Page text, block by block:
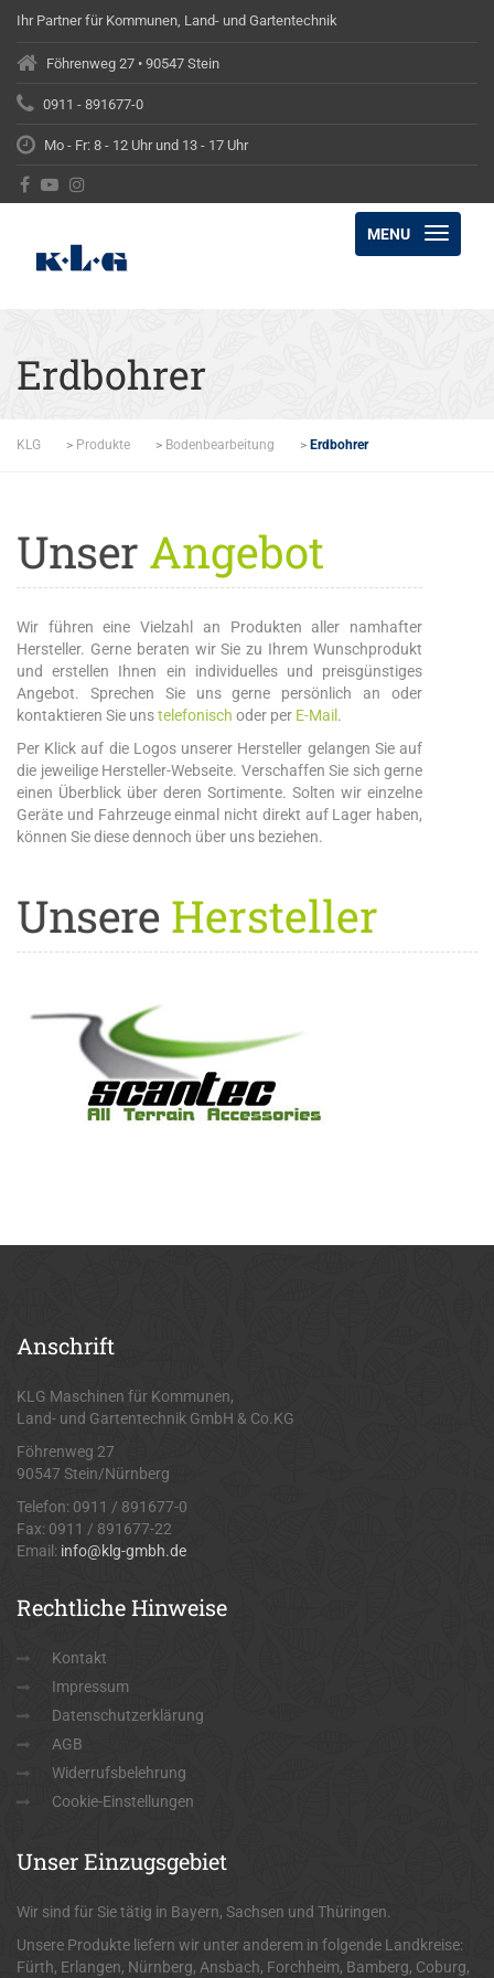
Ihr Partner für Kommunen, Land- und Gartentechnik
Föhrenweg 27 • 90547 Stein
0911 - 891677-0
Mo - Fr: 8 - 12 Uhr und 13 - 17 Uhr
MENU
Erdbohrer
KLG > Produkte > Bodenbearbeitung > Erdbohrer
Unser Angebot
Wir führen eine Vielzahl an Produkten aller namhafter
Hersteller. Gerne beraten wir Sie zu Ihrem Wunschprodukt
und erstellen Ihnen ein individuelles und preisgünstiges
Angebot. Sprechen Sie uns gerne persönlich an oder
kontaktieren Sie unstelefonisch oder per E-Mail .
Per Klick auf die Logos unserer Hersteller gelangen Sie auf
die jeweilige Hersteller-Webseite. Verschaffen Sie sich gerne
einen Überblick über deren Sortimente. Solten wir einzelne
Geräte und Fahrzeuge einmal nicht direkt auf Lager haben,
können Sie diese dennoch über uns beziehen.
Unsere Hersteller
Anschrift
KLG Maschinen für Kommunen,
Land- und Gartentechnik GmbH & Co.KG
Föhrenweg 27
90547 Stein/Nürnberg
Telefon: 0911 / 891677-0
Fax: 0911 / 891677-22
Email: info@klg-gmbh.de
RechtlicheHinweise
Kontakt
Impressum
Datenschutzerklärung
AGB
Widerrufsbelehrung
Cookie-Einstellungen
UnserEinzugsgebiet
Wir sind für Sie tätig in Bayern, Sachsen und Thüringen.
Unsere Produkte liefern wir unter anderem in folgende Landkreise:
Fürth, Erlangen, Nürnberg, Ansbach, Forchheim, Bamberg, Coburg,